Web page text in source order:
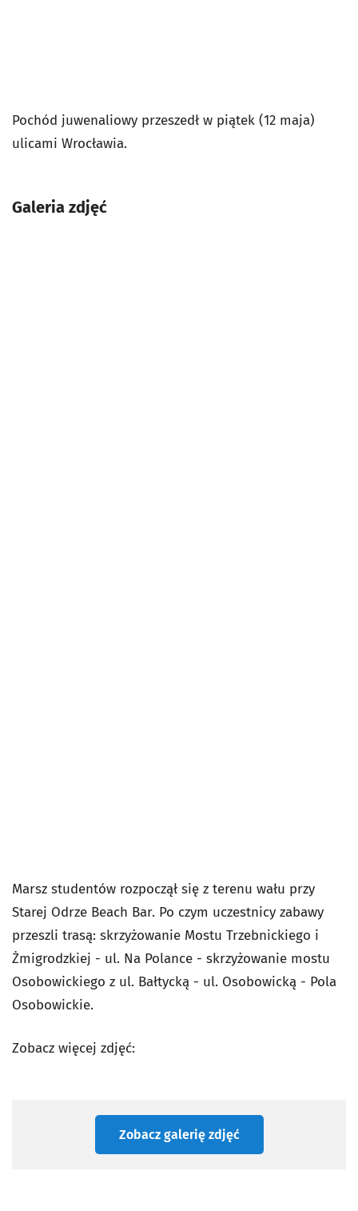
Pochód juwenaliowy przeszedł w piątek (12 maja)
ulicami Wrocławia.
Galeria zdjęć
Marsz studentów rozpoczął się z terenu wału przy
Starej Odrze Beach Bar. Po czym uczestnicy zabawy
przeszli trasą: skrzyżowanie Mostu Trzebnickiego i
Żmigrodzkiej - ul. Na Polance - skrzyżowanie mostu
Osobowickiego z ul. Bałtycką - ul. Osobowicką - Pola
Osobowickie.
Zobacz więcej zdjęć:
Zobacz galerię zdjęć